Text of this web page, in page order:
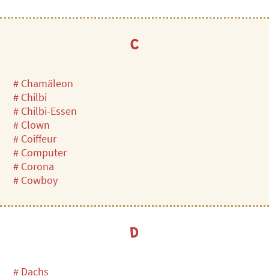
C
# Chamäleon
# Chilbi
# Chilbi-Essen
# Clown
# Coiffeur
# Computer
# Corona
# Cowboy
D
# Dachs